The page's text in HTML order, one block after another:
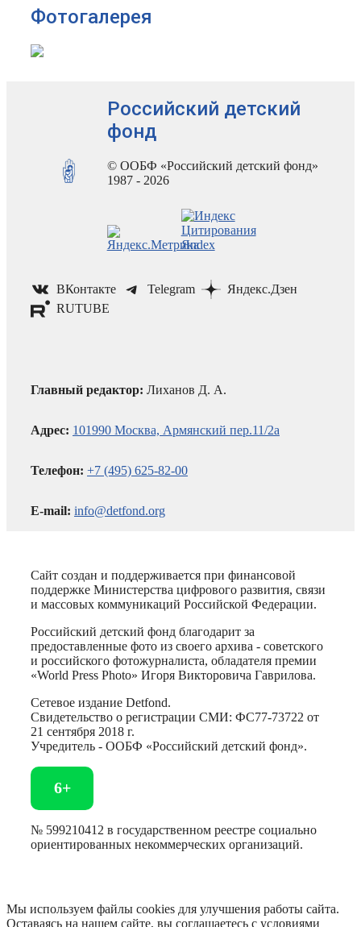
Фотогалерея
Российский детский
фонд
© ООБФ «Российский детский фонд»
1987 - 2026
ВКонтакте Telegram
Яндекс.Дзен
RUTUBE
Главный редактор: Лиханов Д. А.
Адрес: 101990 Москва, Армянский пер.11/2а
Телефон: +7 (495) 625-82-00
E-mail: info@detfond.org
Сайт создан и поддерживается при финансовой
поддержке Министерства цифрового развития, связи
и массовых коммуникаций Российской Федерации.
Российский детский фонд благодарит за
предоставленные фото из своего архива - советского
и российского фотожурналиста, обладателя премии
«World Press Photo» Игоря Викторовича Гаврилова.
Сетевое издание Detfond.
Свидетельство о регистрации СМИ: ФС77-73722 от
21 сентября 2018 г.
Учредитель - ООБФ «Российский детский фонд».
6+
№ 599210412 в государственном реестре социально
ориентированных некоммерческих организаций.
Мы используем файлы cookies для улучшения работы сайта.
Оставаясь на нашем сайте, вы соглашаетесь с условиями